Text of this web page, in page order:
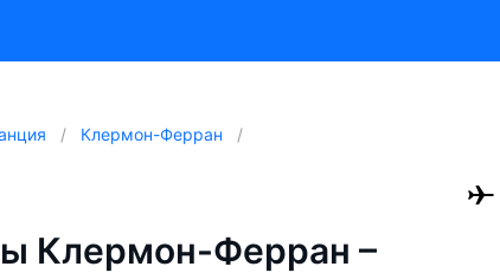
Клермон-Ферран
Клермон-Ферран –